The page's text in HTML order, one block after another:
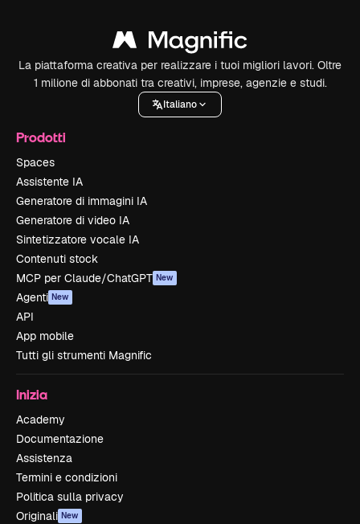
La piattaforma creativa per realizzare i tuoi migliori lavori. Oltre
1 milione di abbonati tra creativi, imprese, agenzie e studi.
Italiano
Prodotti
Spaces
Assistente IA
Generatore di immagini IA
Generatore di video IA
Sintetizzatore vocale IA
Contenuti stock
MCP per Claude/ChatGPT New
Agenti New
API
App mobile
Tutti gli strumenti Magnific
Inizia
Academy
Documentazione
Assistenza
Termini e condizioni
Politica sulla privacy
Originali New